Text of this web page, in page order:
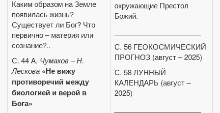
Каким образом на Земле
появилась жизнь?
Существует ли Бог? Что
первично – материя или
сознание?..
С. 44 А. Чумаков – Н.
Лескова «Не вижу
противоречий между
биологией и верой в
Бога»
окружающие Престол
Божий.
С. 56 ГЕОКОСМИЧЕСКИЙ
ПРОГНОЗ (август – 2025)
С. 58 ЛУННЫЙ
КАЛЕНДАРЬ (август –
2025)